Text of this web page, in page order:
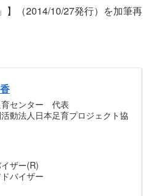
】（2014/10/27発行）を加筆再
育センター 代表
動法人日本足育プロジェクト協
ザー(R)
バイザー